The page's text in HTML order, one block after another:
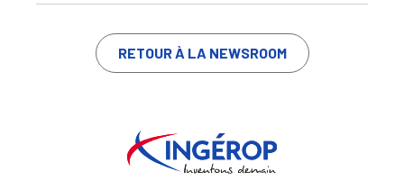
RETOUR À LA NEWSROOM